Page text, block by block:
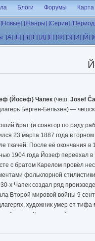
Блоги Форумы Карта
[Новые] [Жанры] [Серии]
[А] [Б] [В] [Г] [Д] [Е] [Ж] [З] [И] [Й]
(Йосеф) Чапек (чеш. Josef
Берген-Бельзен) —
брат (и соавтор по ряду
23 марта 1887 года в
ткачей. После её окончания в
1904 года Йозеф переехал в
с братом Карелом провёл
фольклорной
х Чапек создал ряд
Второй мировой войны 9
художник умер от
братьев Чапеков сейчас носят